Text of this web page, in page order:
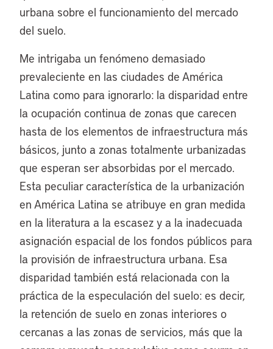
urbana sobre el funcionamiento del mercado
del suelo.
Me intrigaba un fenómeno demasiado
prevaleciente en las ciudades de América
Latina como para ignorarlo: la disparidad entre
la ocupación continua de zonas que carecen
hasta de los elementos de infraestructura más
básicos, junto a zonas totalmente urbanizadas
que esperan ser absorbidas por el mercado.
Esta peculiar característica de la urbanización
en América Latina se atribuye en gran medida
en la literatura a la escasez y a la inadecuada
asignación espacial de los fondos públicos para
la provisión de infraestructura urbana. Esa
disparidad también está relacionada con la
práctica de la especulación del suelo: es decir,
la retención de suelo en zonas interiores o
cercanas a las zonas de servicios, más que la